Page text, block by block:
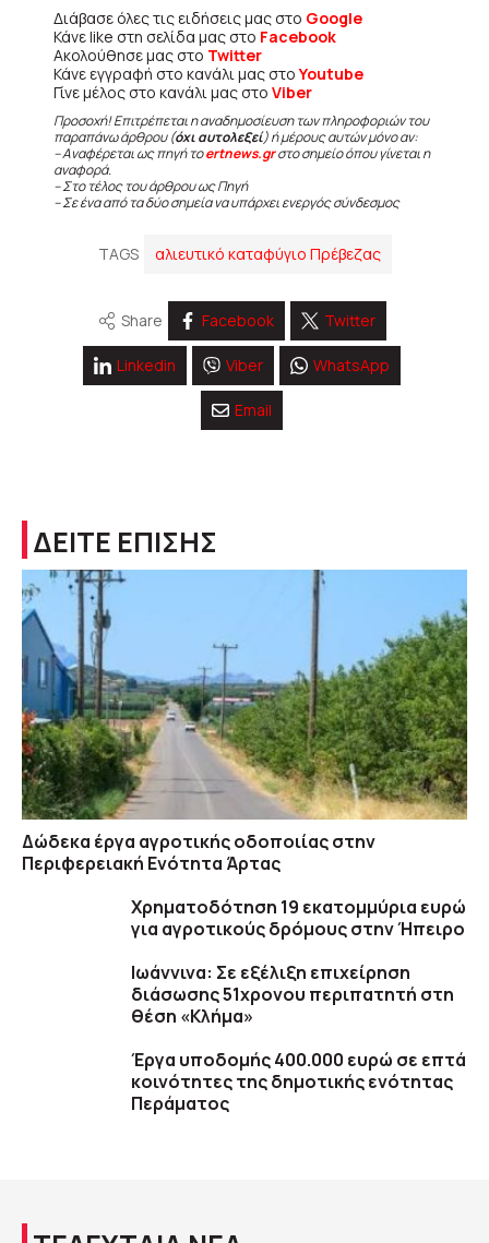
Διάβασε όλες τις ειδήσεις μας στο Google
Κάνε like στη σελίδα μας στο Facebook
Ακολούθησε μας στο Twitter
Κάνε εγγραφή στο κανάλι μας στοYoutube
Γίνε μέλος στο κανάλι μας στο Viber
Προσοχή! Επιτρέπεται η αναδημοσίευση των πληροφοριών του
παραπάνω άρθρου (όχι αυτολεξεί) ή μέρους αυτών μόνο αν:
– Αναφέρεται ως πηγή τοertnews.grστο σημείο όπου γίνεται η
αναφορά.
– Στο τέλος του άρθρου ως Πηγή
– Σε ένα από τα δύο σημεία να υπάρχει ενεργός σύνδεσμος
TAGS αλιευτικό καταφύγιο Πρέβεζας
Share Facebook Twitter
Linkedin Viber WhatsApp
Email
ΔΕΙΤΕ ΕΠΙΣΗΣ
Δώδεκα έργα αγροτικής οδοποιίας στην
Περιφερειακή Ενότητα Άρτας
Χρηματοδότηση 19 εκατομμύρια ευρώ
για αγροτικούς δρόμους στην Ήπειρο
Ιωάννινα: Σε εξέλιξη επιχείρηση
διάσωσης 51χρονου περιπατητή στη
θέση «Κλήμα»
Έργα υποδομής 400.000 ευρώ σε επτά
κοινότητες της δημοτικής ενότητας
Περάματος